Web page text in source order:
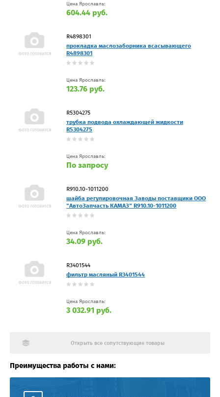
Цена Ярославль:
604.44 руб.
R4898301
прокладка маслозаборника всасывающего
R4898301
Цена Ярославль:
123.76 руб.
R5304275
трубка подвода охлаждающей жидкости
R5304275
Цена Ярославль:
По запросу
R910.10-1011200
шайба регулировочная Заводы поставщики ООО
"АвтоЗапчасть КАМАЗ" R910.10-1011200
Цена Ярославль:
34.09 руб.
R3401544
фильтр масляный R3401544
Цена Ярославль:
3 032.91 руб.
Открыть все сопутствующие товары
Преимущества работы с нами: